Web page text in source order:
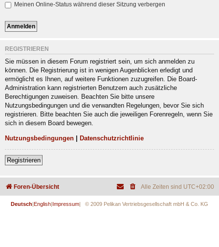
Meinen Online-Status während dieser Sitzung verbergen
REGISTRIEREN
Sie müssen in diesem Forum registriert sein, um sich anmelden zu
können. Die Registrierung ist in wenigen Augenblicken erledigt und
ermöglicht es Ihnen, auf weitere Funktionen zuzugreifen. Die Board-
Administration kann registrierten Benutzern auch zusätzliche
Berechtigungen zuweisen. Beachten Sie bitte unsere
Nutzungsbedingungen und die verwandten Regelungen, bevor Sie sich
registrieren. Bitte beachten Sie auch die jeweiligen Forenregeln, wenn Sie
sich in diesem Board bewegen.
Nutzungsbedingungen Datenschutzrichtlinie
Registrieren
Foren-Übersicht Alle Zeiten sind UTC+02:00
Deutsch English Impressum | © 2009 Pelikan Vertriebsgesellschaft mbH & Co. KG